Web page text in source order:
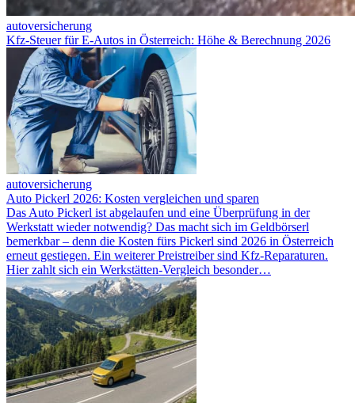
autoversicherung
Kfz-Steuer für E-Autos in Österreich: Höhe & Berechnung 2026
autoversicherung
Auto Pickerl 2026: Kosten vergleichen und sparen
Das Auto Pickerl ist abgelaufen und eine Überprüfung in der
Werkstatt wieder notwendig? Das macht sich im Geldbörserl
bemerkbar – denn die Kosten fürs Pickerl sind 2026 in Österreich
erneut gestiegen. Ein weiterer Preistreiber sind Kfz-Reparaturen.
Hier zahlt sich ein Werkstätten-Vergleich besonder…